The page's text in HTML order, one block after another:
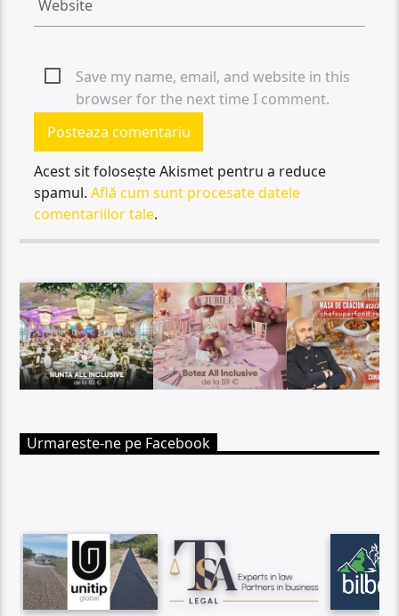
Save my name, email, and website in this
browser for the next time I comment.
Acest sit folosește Akismet pentru a reduce
spamul.Află cum sunt procesate datele
comentariilor tale.
Urmareste-ne pe Facebook